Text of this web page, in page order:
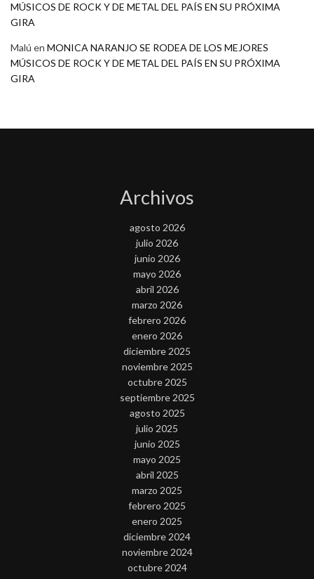
MÚSICOS DE ROCK Y DE METAL DEL PAÍS EN SU PRÓXIMA
GIRA
Malú en MONICA NARANJO SE RODEA DE LOS MEJORES
MÚSICOS DE ROCK Y DE METAL DEL PAÍS EN SU PRÓXIMA
GIRA
Archivos
agosto 2026
julio 2026
junio 2026
mayo 2026
abril 2026
marzo 2026
febrero 2026
enero 2026
diciembre 2025
noviembre 2025
octubre 2025
septiembre 2025
agosto 2025
julio 2025
junio 2025
mayo 2025
abril 2025
marzo 2025
febrero 2025
enero 2025
diciembre 2024
noviembre 2024
octubre 2024